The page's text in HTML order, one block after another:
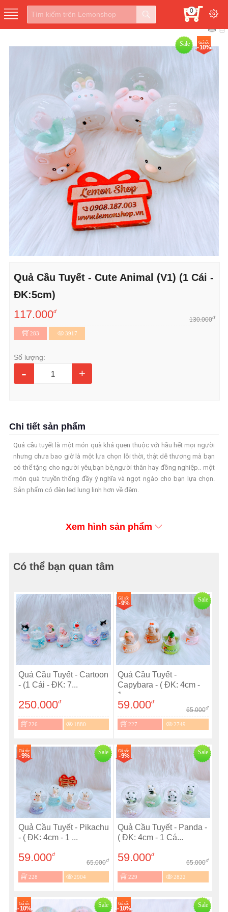
0
Sale Giá sốc
- 10%
Quả Cầu Tuyết - Cute Animal (V1) (1 Cái -
ĐK:5cm)
117.000đ
130.000đ
283 3917
Số lượng:
- +
Chi tiết sản phẩm
Quả cầu tuyết là một món quà khá quen thuộc với hầu hết mọi người
nhưng chưa bao giờ là một lựa chọn lỗi thời, thật dễ thương mà bạn
có thể tặng cho người yêu,bạn bè,người thân hay đồng nghiệp.. một
món quà truyền thống đầy ý nghĩa và ngọt ngào cho bạn lựa chọn.
Sản phẩm có đèn led lung linh hơn về đêm.
Xem hình sản phẩm
Có thể bạn quan tâm
Quả Cầu Tuyết - Cartoon
- (1 Cái - ĐK: 7...
250.000đ
226 1880
Sale
Giá sốc
- 9%
Quả Cầu Tuyết -
Capybara - ( ĐK: 4cm -
1...
59.000đ
65.000đ
227 2749
Sale
Giá sốc
- 9%
Quả Cầu Tuyết - Pikachu
- ( ĐK: 4cm - 1 ...
59.000đ
65.000đ
228 2904
Sale
Giá sốc
- 9%
Quả Cầu Tuyết - Panda -
( ĐK: 4cm - 1 Cá...
59.000đ
65.000đ
229 2822
Sale
Giá sốc
- 10% Sale
Giá sốc
- 10%